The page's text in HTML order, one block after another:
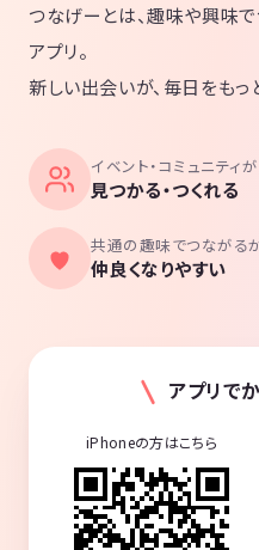
つなげーとは、趣味や興味で
アプリ。
新しい出会いが、毎日をもっ
イベント・コミュニティが
見つかる・つくれる
共通の趣味でつながる
仲良くなりやすい
アプリで
iPhoneの方はこちら